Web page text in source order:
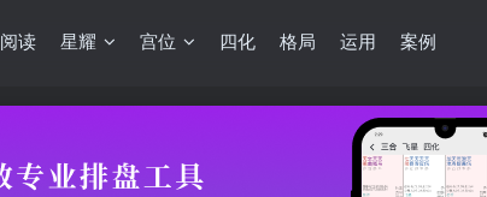
阅读 星耀 宫位 四化 格局 运用 案例